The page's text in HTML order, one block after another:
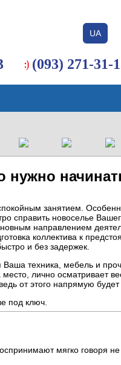
(093) 271-31-
UA
нужно
занятием.
справить новоселье
направлением
коллектива к
и без задержек.
Ваша техника, мебель и
лично осматривает
от этого напрямую будет
под ключ.
мягко говоря